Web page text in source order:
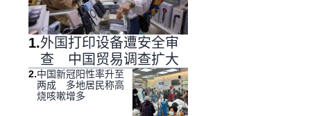
1.外国打印设备遭安全审
查 中国贸易调查扩大
2.中国新冠阳性率升至
两成 多地居民称高
烧咳嗽增多